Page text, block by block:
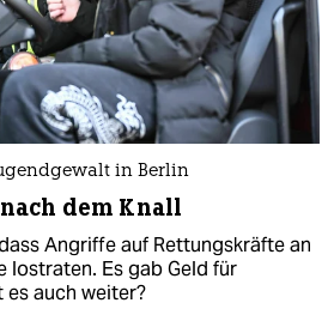
in Berlin
dem Knall
Angriffe auf Rettungskräfte an
lostraten. Es gab Geld für
es auch weiter?